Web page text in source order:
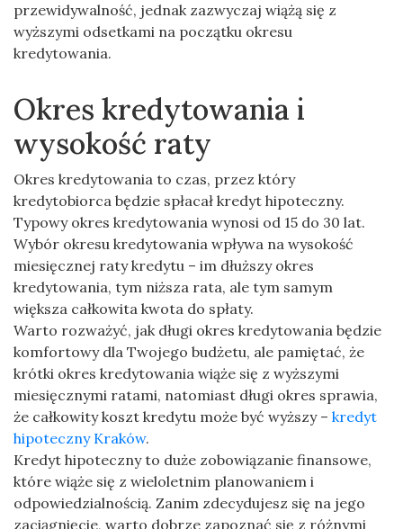
przewidywalność, jednak zazwyczaj wiążą się z
wyższymi odsetkami na początku okresu
kredytowania.
Okres kredytowania i
wysokość raty
Okres kredytowania to czas, przez który
kredytobiorca będzie spłacał kredyt hipoteczny.
Typowy okres kredytowania wynosi od 15 do 30 lat.
Wybór okresu kredytowania wpływa na wysokość
miesięcznej raty kredytu – im dłuższy okres
kredytowania, tym niższa rata, ale tym samym
większa całkowita kwota do spłaty.
Warto rozważyć, jak długi okres kredytowania będzie
komfortowy dla Twojego budżetu, ale pamiętać, że
krótki okres kredytowania wiąże się z wyższymi
miesięcznymi ratami, natomiast długi okres sprawia,
że całkowity koszt kredytu może być wyższy – kredyt
hipoteczny Kraków.
Kredyt hipoteczny to duże zobowiązanie finansowe,
które wiąże się z wieloletnim planowaniem i
odpowiedzialnością. Zanim zdecydujesz się na jego
zaciągnięcie, warto dobrze zapoznać się z różnymi